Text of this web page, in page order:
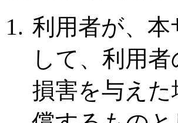
利用者が、
して、利用
損害を与え